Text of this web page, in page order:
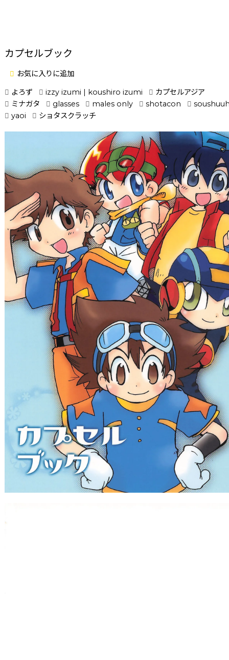
カプセルブック
お気に入りに追加
よろず
izzy izumi | koushiro izumi
カプセルアジア
ミナガタ
glasses males only shotacon
yaoi
ショタスクラッチ